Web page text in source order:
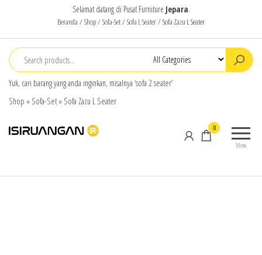
Selamat datang di Pusat Furniture Jepara.
Beranda / Shop/ Sofa-Set/ Sofa L Seater/ Sofa Zazu L Seater
Yuk, cari barang yang anda inginkan, misalnya ‘sofa 2 seater’
Shop » Sofa-Set» Sofa Zazu L Seater
products
Menu
0